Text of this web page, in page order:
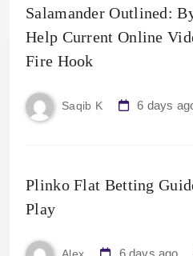
Salamander Outlined:
Help Current Online
Fire Hook
Saqib K 6 days
Plinko Flat Betting
Play